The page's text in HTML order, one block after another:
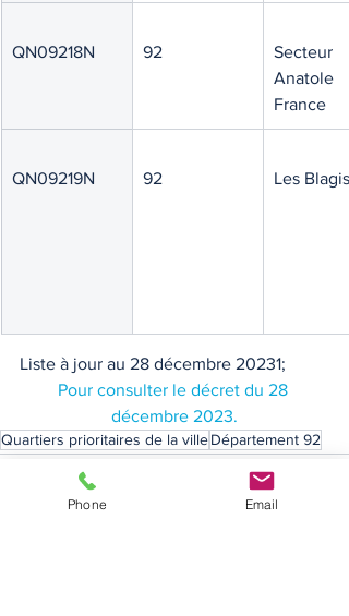
QN09218N 92
Secteur
Anatole
France
QN09219N 92 Les Blagis
Liste à jour au 28 décembre 20231;
Pour consulter le décret du 28
décembre 2023.
Quartiers prioritaires de la villeDépartement 92
Phone Email